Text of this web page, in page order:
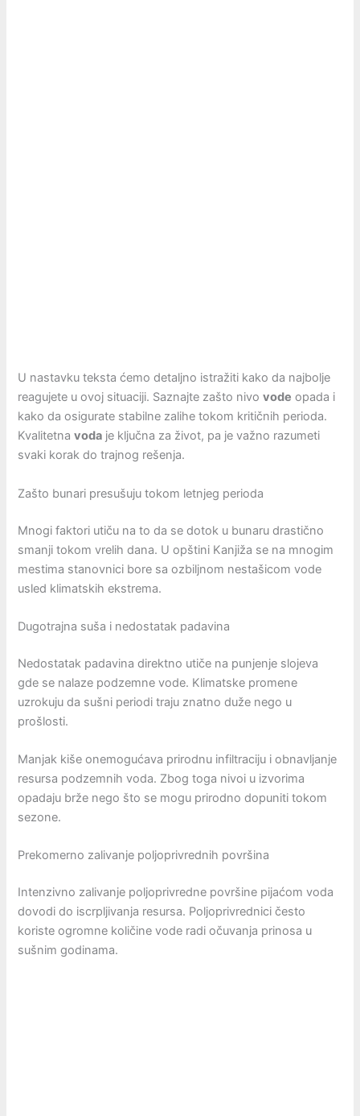
U nastavku teksta ćemo detaljno istražiti kako da najbolje
reagujete u ovoj situaciji. Saznajte zašto nivovode opada i
kako da osigurate stabilne zalihe tokom kritičnih perioda.
Kvalitetnavoda je ključna za život, pa je važno razumeti
svaki korak do trajnog rešenja.
Zašto bunari presušuju tokom letnjeg perioda
Mnogi faktori utiču na to da se dotok u bunaru drastično
smanji tokom vrelih dana. U opštini Kanjiža se na mnogim
mestima stanovnici bore sa ozbiljnom nestašicom vode
usled klimatskih ekstrema.
Dugotrajna suša i nedostatak padavina
Nedostatak padavina direktno utiče na punjenje slojeva
gde se nalaze podzemne vode. Klimatske promene
uzrokuju da sušni periodi traju znatno duže nego u
prošlosti.
Manjak kiše onemogućava prirodnu infiltraciju i obnavljanje
resursa podzemnih voda. Zbog toga nivoi u izvorima
opadaju brže nego što se mogu prirodno dopuniti tokom
sezone.
Prekomerno zalivanje poljoprivrednih površina
Intenzivno zalivanje poljoprivredne površine pijaćom voda
dovodi do iscrpljivanja resursa. Poljoprivrednici često
koriste ogromne količine vode radi očuvanja prinosa u
sušnim godinama.